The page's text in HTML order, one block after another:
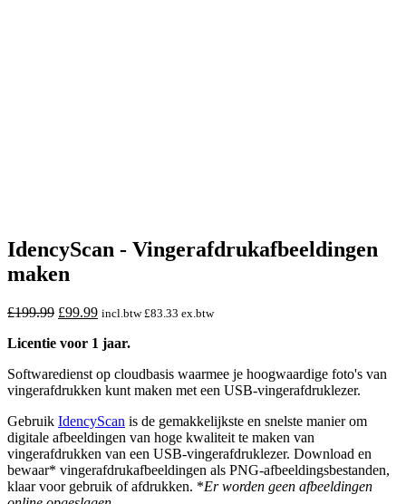
IdencyScan - Vingerafdrukafbeeldingen
maken
£199.99 Oorspronkelijke
was:
£99.99Huidige
is:
incl.btw£83.33 ex.btw
Licentie voor 1 jaar.
Softwaredienst op cloudbasis waarmee je hoogwaardige foto's van
vingerafdrukken kunt maken met een USB-vingerafdruklezer.
Gebruik IdencyScan is de gemakkelijkste en snelste manier om
digitale afbeeldingen van hoge kwaliteit te maken van
vingerafdrukken van een USB-vingerafdruklezer. Download en
bewaar* vingerafdrukafbeeldingen als PNG-afbeeldingsbestanden,
klaar voor gebruik of afdrukken. *Er worden geen afbeeldingen